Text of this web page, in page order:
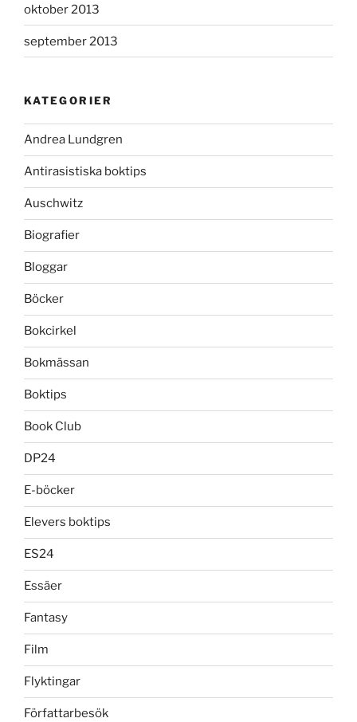
oktober 2013
september 2013
KATEGORIER
Andrea Lundgren
Antirasistiska boktips
Auschwitz
Biografier
Bloggar
Böcker
Bokcirkel
Bokmässan
Boktips
Book Club
DP24
E-böcker
Elevers boktips
ES24
Essäer
Fantasy
Film
Flyktingar
Författarbesök